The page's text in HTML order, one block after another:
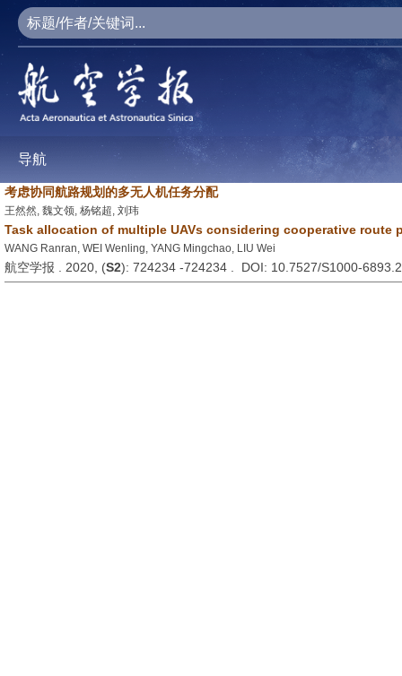
导航
考虑协同航路规划的多无人机任务分配
王然然, 魏文领, 杨铭超, 刘玮
Task allocation of multiple UAVs considering cooperative route
WANG Ranran, WEI Wenling, YANG Mingchao, LIU Wei
航空学报 . 2020, (S2): 724234 -724234 . DOI: 10.7527/S1000-